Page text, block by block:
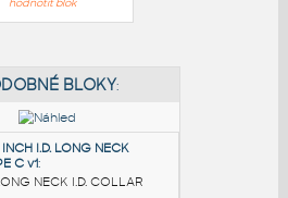
hodnotit blok